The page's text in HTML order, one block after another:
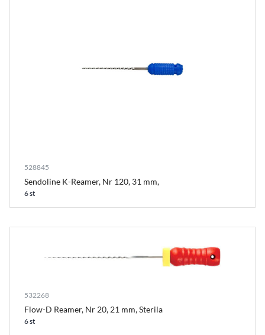
528845
Sendoline K-Reamer, Nr 120, 31 mm,
6 st
532268
Flow-D Reamer, Nr 20, 21 mm, Sterila
6 st